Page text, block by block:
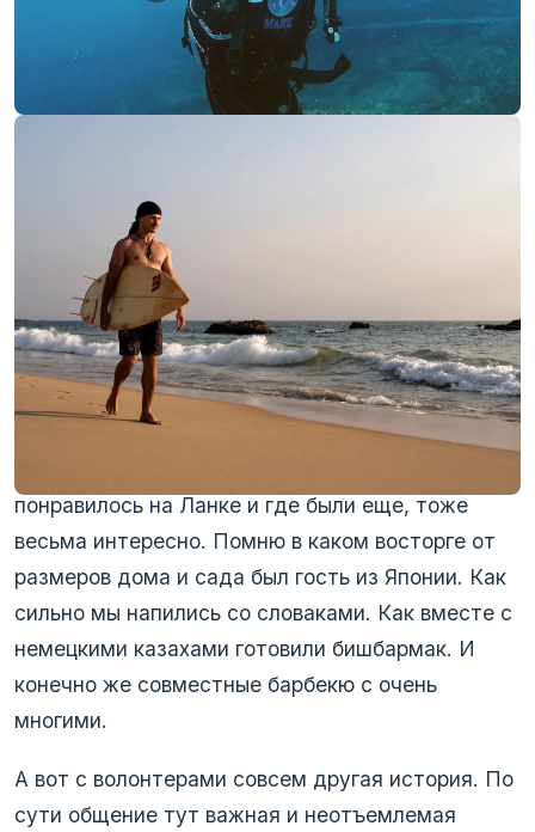
Плюсы работы в туристическом
бизнесе
Одним из самых больших плюсов владения
гестом были новые знакомства с людьми со
всего мира. С гостями не было обычно тесного
общения, но даже просто познакомиться и
понравилось на Ланке и где были еще, тоже
весьма интересно. Помню в каком восторге от
размеров дома и сада был гость из Японии. Как
сильно мы напились со словаками. Как вместе с
немецкими казахами готовили бишбармак. И
конечно же совместные барбекю с очень
многими.
А вот с волонтерами совсем другая история. По
сути общение тут важная и неотъемлемая